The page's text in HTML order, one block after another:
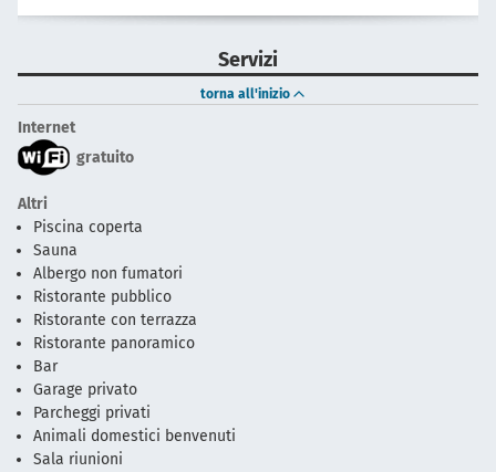
Servizi
torna all'inizio
Internet
gratuito
Altri
Piscina coperta
Sauna
Albergo non fumatori
Ristorante pubblico
Ristorante con terrazza
Ristorante panoramico
Bar
Garage privato
Parcheggi privati
Animali domestici benvenuti
Sala riunioni